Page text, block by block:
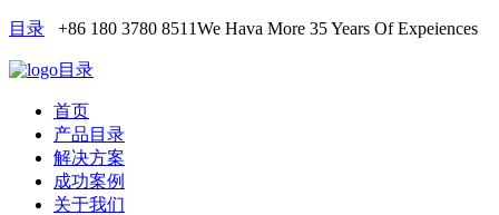
目录 +86 180 3780 8511We Hava More 35 Years Of Expeiences
目录
首页
产品目录
解决方案
成功案例
关于我们